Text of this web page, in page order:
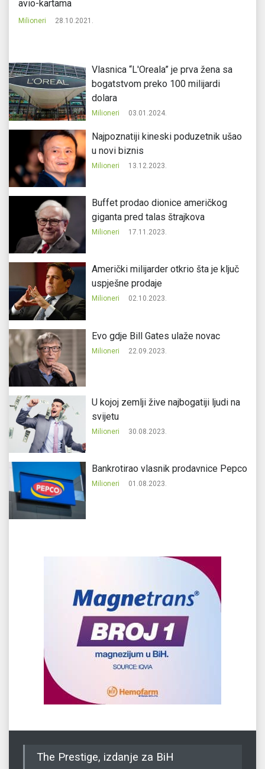
avio-kartama
Milioneri 28.10.2021.
Vlasnica “L'Oreala” je prva žena sa
bogatstvom preko 100 milijardi
dolara
Milioneri 03.01.2024.
Najpoznatiji kineski poduzetnik ušao
u novi biznis
Milioneri 13.12.2023.
Buffet prodao dionice američkog
giganta pred talas štrajkova
Milioneri 17.11.2023.
Američki milijarder otkrio šta je ključ
uspješne prodaje
Milioneri 02.10.2023.
Evo gdje Bill Gates ulaže novac
Milioneri 22.09.2023.
U kojoj zemlji žive najbogatiji ljudi na
svijetu
Milioneri 30.08.2023.
Bankrotirao vlasnik prodavnice Pepco
Milioneri 01.08.2023.
The Prestige, izdanje za BiH